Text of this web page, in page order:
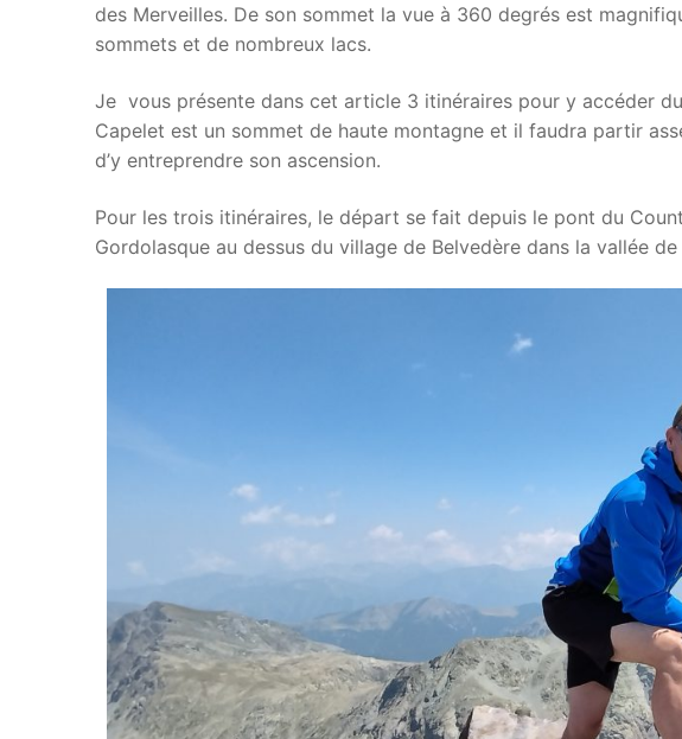
des Merveilles. De son sommet la vue à 360 degrés est
sommets et de nombreux lacs.
Je vous présente dans cet article 3 itinéraires pour y accéder
Capelet est un sommet de haute montagne et il faudra partir
d’y entreprendre son ascension.
Pour les trois itinéraires, le départ se fait depuis le pont du
Gordolasque au dessus du village de Belvedère dans la vallée de